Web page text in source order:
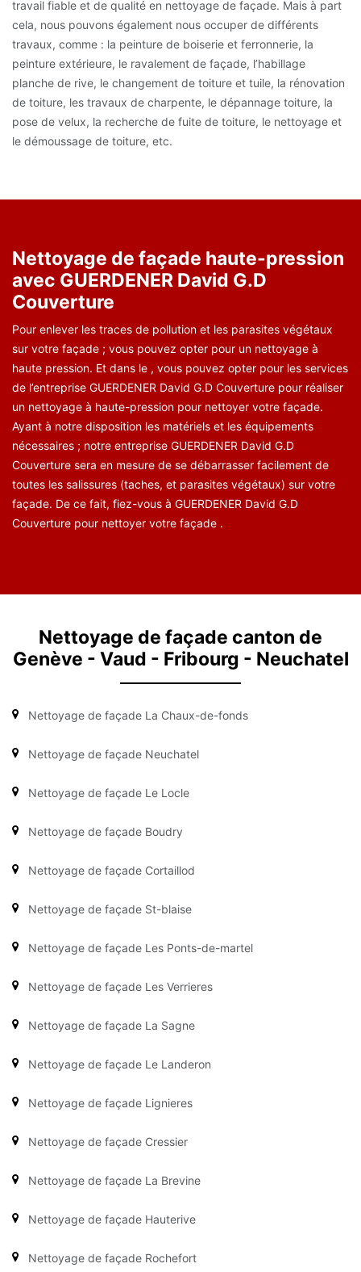
travail fiable et de qualité en nettoyage de façade. Mais à part
cela, nous pouvons également nous occuper de différents
travaux, comme : la peinture de boiserie et ferronnerie, la
peinture extérieure, le ravalement de façade, l’habillage
planche de rive, le changement de toiture et tuile, la rénovation
de toiture, les travaux de charpente, le dépannage toiture, la
pose de velux, la recherche de fuite de toiture, le nettoyage et
le démoussage de toiture, etc.
Nettoyage de façade haute-pression
avec GUERDENER David G.D
Couverture
Pour enlever les traces de pollution et les parasites végétaux
sur votre façade ; vous pouvez opter pour un nettoyage à
haute pression. Et dans le , vous pouvez opter pour les services
de l’entreprise GUERDENER David G.D Couverture pour réaliser
un nettoyage à haute-pression pour nettoyer votre façade.
Ayant à notre disposition les matériels et les équipements
nécessaires ; notre entreprise GUERDENER David G.D
Couverture sera en mesure de se débarrasser facilement de
toutes les salissures (taches, et parasites végétaux) sur votre
façade. De ce fait, fiez-vous à GUERDENER David G.D
Couverture pour nettoyer votre façade .
Nettoyage de façade canton de
Genève - Vaud - Fribourg - Neuchatel
Nettoyage de façade La Chaux-de-fonds
Nettoyage de façade Neuchatel
Nettoyage de façade Le Locle
Nettoyage de façade Boudry
Nettoyage de façade Cortaillod
Nettoyage de façade St-blaise
Nettoyage de façade Les Ponts-de-martel
Nettoyage de façade Les Verrieres
Nettoyage de façade La Sagne
Nettoyage de façade Le Landeron
Nettoyage de façade Lignieres
Nettoyage de façade Cressier
Nettoyage de façade La Brevine
Nettoyage de façade Hauterive
Nettoyage de façade Rochefort